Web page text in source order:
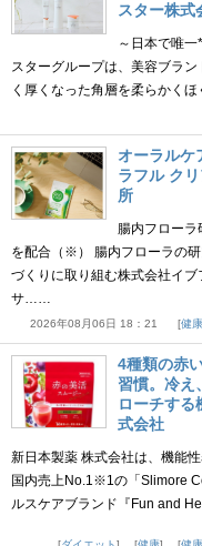
スター株式
～日本で唯
スターグループは、美容ブラ
く厚くなった角層を柔らかく
オーラルケ
ラフル ク
所
腸内フロー
を配合（※） 腸内フローラの
づくりに取り組む株式会社イ
サ……
2026年08月06日 18：21 健
4種類の赤
習慣。冷え
ローチする
式会社
新日本製薬 株式会社は、機能
国内売上No.1※1の「Slimore
ルスケアブランド『Fun and